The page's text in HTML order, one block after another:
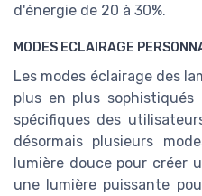
d'énergie de 20 à 30%.
MODES ECLAIRAGE
Les modes éclairage des
plus en plus sophistiqués
spécifiques des
désormais plusieurs
lumière douce pour créer
une lumière puissante